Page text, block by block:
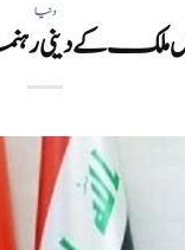
دنیا
ملک کے دینی